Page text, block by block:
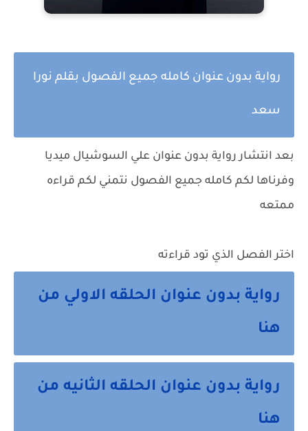
رواية بدون عنوان كامله جميع الفصول بقلم نورا
سعد
بعد انتشار رواية بدون عنوان علي السوشيال ميديا
وفرناها لكم كامله جميع الفصول نتمني لكم قراءه
ممتعه
اختر الفصل الذي تود قراءته
رواية بدون عنوان الحلقه الاولي من
هنا
رواية بدون عنوان الحلقه الثانيه من
هنا